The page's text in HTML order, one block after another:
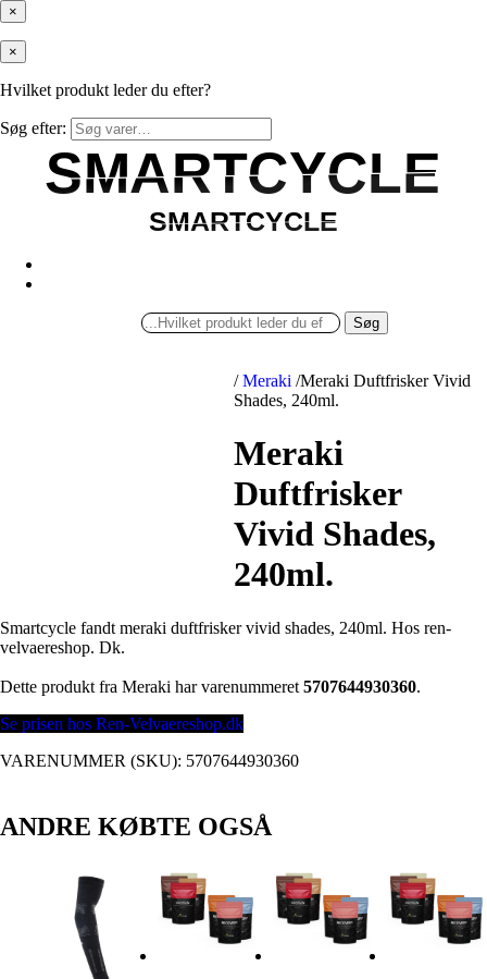
×
×
Hvilket produkt leder du efter?
Søg efter:
SMARTCYCLE
SMARTCYCLE
SMARTCYCLE
SMARTCYCLE
Søg
/ Meraki /Meraki Duftfrisker Vivid
Shades, 240ml.
Meraki
Duftfrisker
Vivid Shades,
240ml.
Smartcycle fandt meraki duftfrisker vivid shades, 240ml. Hos ren-
velvaereshop. Dk.
Dette produkt fra Meraki har varenummeret 5707644930360.
Se prisen hos Ren-Velvaereshop.dk
VARENUMMER (SKU): 5707644930360
ANDRE KØBTE OGSÅ